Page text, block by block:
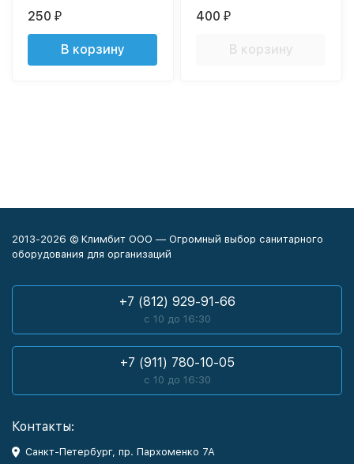
250₽
В корзину
400₽
В корзину
2013-2026 © Климбит ООО — Огромный выбор санитарного
оборудования для организаций
+7 (812) 929-91-66
с 10 до 16:30
+7 (911) 780-10-05
с 10 до 16:30
Контакты:
Санкт-Петербург, пр. Пархоменко 7А